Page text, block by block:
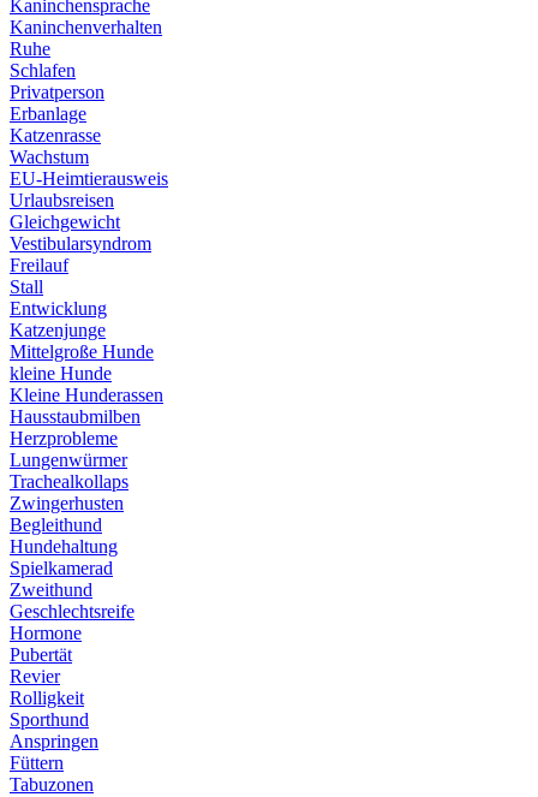
Kaninchensprache
Kaninchenverhalten
Ruhe
Schlafen
Privatperson
Erbanlage
Katzenrasse
Wachstum
EU-Heimtierausweis
Urlaubsreisen
Gleichgewicht
Vestibularsyndrom
Freilauf
Stall
Entwicklung
Katzenjunge
Mittelgroße Hunde
kleine Hunde
Kleine Hunderassen
Hausstaubmilben
Herzprobleme
Lungenwürmer
Trachealkollaps
Zwingerhusten
Begleithund
Hundehaltung
Spielkamerad
Zweithund
Geschlechtsreife
Hormone
Pubertät
Revier
Rolligkeit
Sporthund
Anspringen
Füttern
Tabuzonen